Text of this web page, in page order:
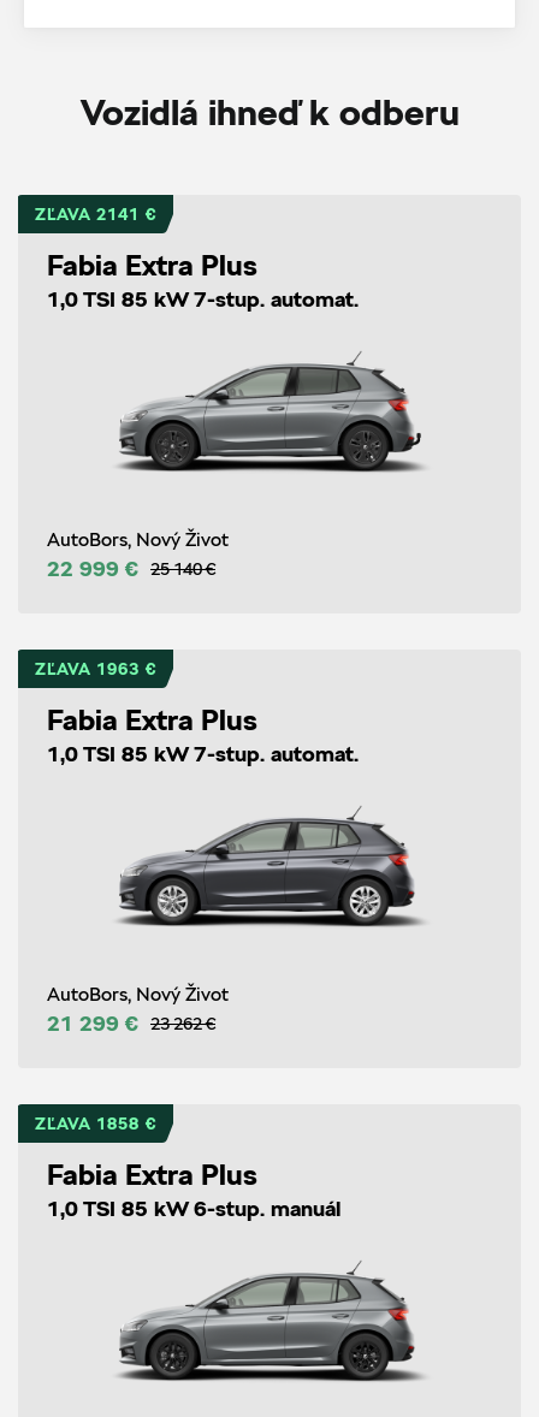
Vozidlá ihneď k odberu
ZĽAVA 2141 €
Fabia Extra Plus
1,0 TSI 85 kW 7-stup. automat.
AutoBors, Nový Život
22 999 € 25 140 €
ZĽAVA 1963 €
Fabia Extra Plus
1,0 TSI 85 kW 7-stup. automat.
AutoBors, Nový Život
21 299 € 23 262 €
ZĽAVA 1858 €
Fabia Extra Plus
1,0 TSI 85 kW 6-stup. manuál